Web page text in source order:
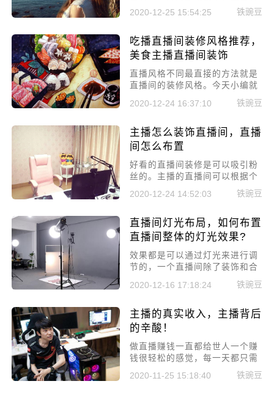
一个好的直播间布置和基础硬件
配置。直播间好的环境布置能给
加吸引粉丝。今天小编就说说游
戏主播直播间装饰，游戏主播装
2020-12-25 15:54:25 铁豌豆
吃播直播间装修风格推荐，
美食主播直播间装饰
直播风格不同最直接的方法就是
直播间的装修风格。今天小编就
给大家带来吃播直播间装修风格
推荐，美食主播直播间装饰。
2020-12-24 16:37:10 铁豌豆
主播怎么装饰直播间，直播
间怎么布置
好看的直播间装修是可以吸引粉
丝的。主播的直播间可以根据个
人的喜好风格来装修。今天小编
就来讲讲主播怎么装饰直播间，
2020-12-24 14:52:03 铁豌豆
直播间灯光布局，如何布置
直播间整体的灯光效果?
效果都是可以通过灯光来进行调
节的，一个直播间除了装饰和合
理的布局外，灯光也是非常重要
的环节。本次我们就来给讲解一
播间整体的灯光效果?
2020-12-16 17:18:24 铁豌豆
主播的真实收入，主播背后
的辛酸！
做直播赚钱一直都给世人一个赚
钱很轻松的感觉，每一天都只需
要坐在电脑面前打游戏，或者唱
唱歌，跳跳舞就可以获得高额的
2020-11-25 15:18:40 铁豌豆